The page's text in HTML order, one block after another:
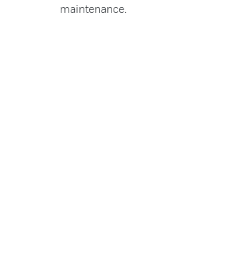
maintenance.